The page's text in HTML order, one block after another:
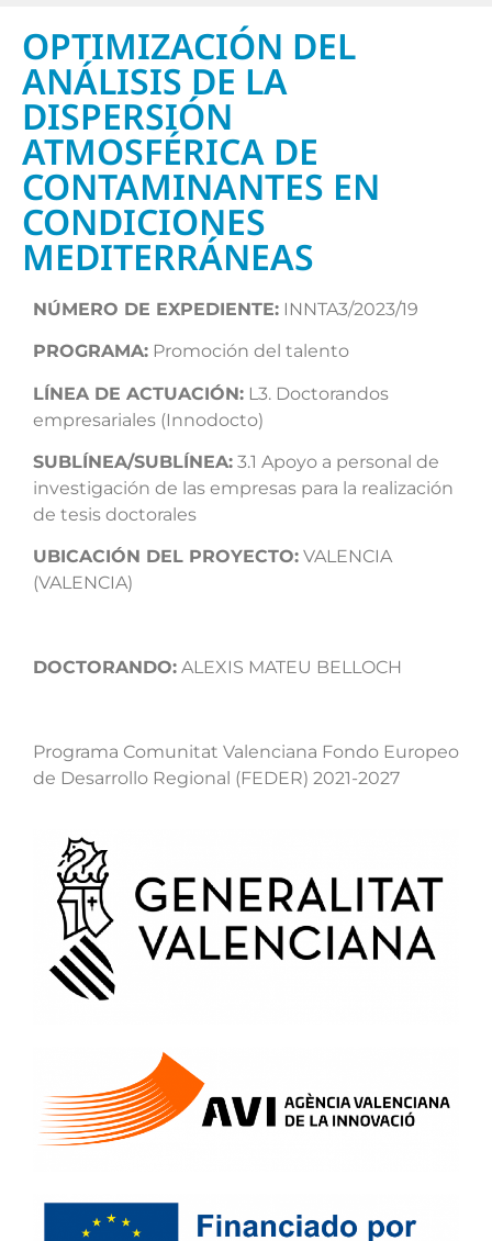
OPTIMIZACIÓN DEL
ANÁLISIS DE LA
DISPERSIÓN
ATMOSFÉRICA DE
CONTAMINANTES EN
CONDICIONES
MEDITERRÁNEAS
NÚMERO DE EXPEDIENTE: INNTA3/2023/19
PROGRAMA: Promoción del talento
LÍNEA DE ACTUACIÓN: L3. Doctorandos
empresariales (Innodocto)
SUBLÍNEA/SUBLÍNEA: 3.1 Apoyo a personal de
investigación de las empresas para la realización
de tesis doctorales
UBICACIÓN DEL PROYECTO: VALENCIA
(VALENCIA)
DOCTORANDO: ALEXIS MATEU BELLOCH
Programa Comunitat Valenciana Fondo Europeo
de Desarrollo Regional (FEDER) 2021-2027